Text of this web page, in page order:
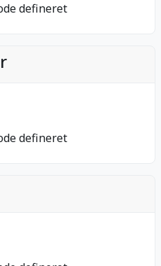
defineret
defineret